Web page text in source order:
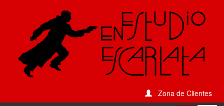
Zona de Clientes